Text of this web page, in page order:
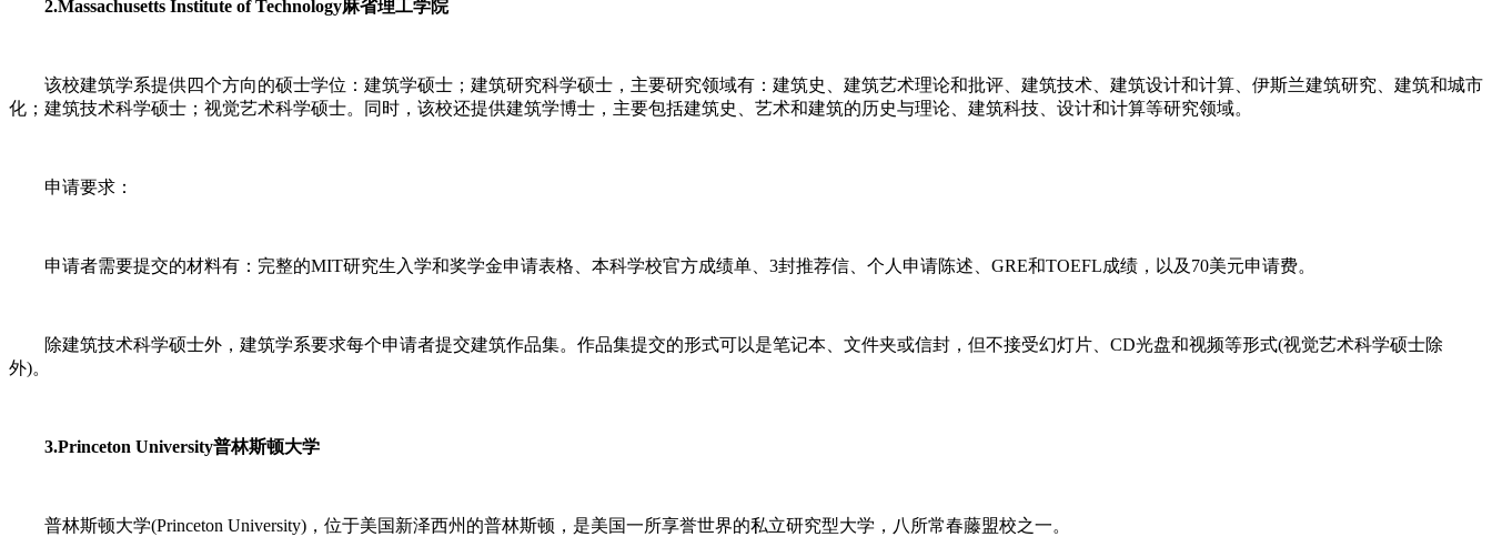
2.Massachusetts Institute of Technology麻省理工学院
该校建筑学系提供四个方向的硕士学位：建筑学硕士；建筑研究科学硕士，主要研究领域有：建筑史、建筑艺术理论和批评、建筑技术、建筑设计和计算、伊斯兰建筑研究、建筑和城市
化；建筑技术科学硕士；视觉艺术科学硕士。同时，该校还提供建筑学博士，主要包括建筑史、艺术和建筑的历史与理论、建筑科技、设计和计算等研究领域。
申请要求：
申请者需要提交的材料有：完整的MIT研究生入学和奖学金申请表格、本科学校官方成绩单、3封推荐信、个人申请陈述、GRE和TOEFL成绩，以及70美元申请费。
除建筑技术科学硕士外，建筑学系要求每个申请者提交建筑作品集。作品集提交的形式可以是笔记本、文件夹或信封，但不接受幻灯片、CD光盘和视频等形式(视觉艺术科学硕士除
外)。
3.Princeton University普林斯顿大学
普林斯顿大学(Princeton University)，位于美国新泽西州的普林斯顿，是美国一所享誉世界的私立研究型大学，八所常春藤盟校之一。